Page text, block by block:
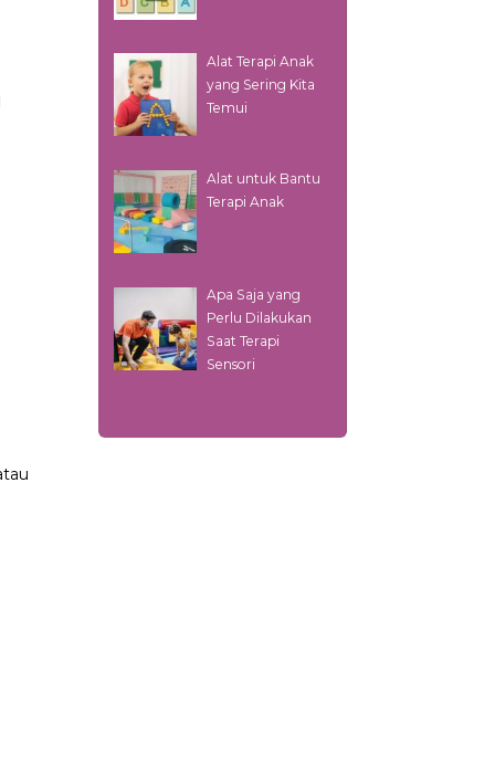
Alat Terapi Anak
yang Sering Kita
Temui
Alat untuk Bantu
Terapi Anak
Apa Saja yang
Perlu Dilakukan
Saat Terapi
Sensori